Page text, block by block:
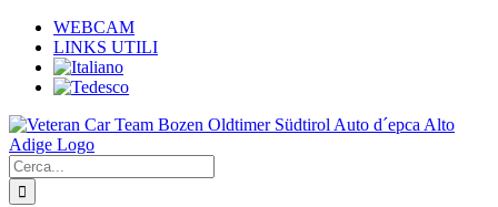
Salta
contenuto
WEBCAM
LINKS UTILI
Cerca
per: